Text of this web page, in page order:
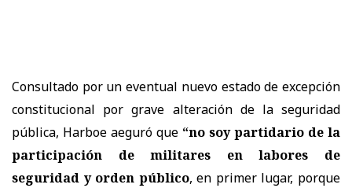
Consultado por un eventual nuevo estado de excepción
constitucional por grave alteración de la seguridad
pública, Harboe aeguró que “no soy partidario de la
participación de militares en labores de
seguridad y orden público, en primer lugar, porque